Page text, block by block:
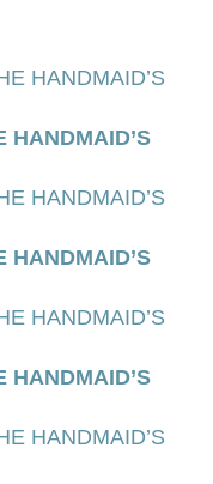
HANDMAID’S
HANDMAID’S
HANDMAID’S